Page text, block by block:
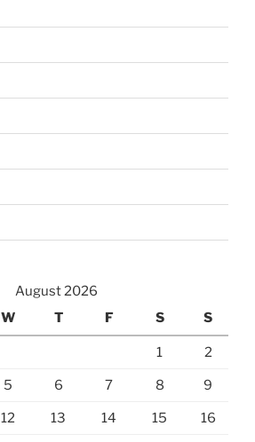
August 2026
W T F S S
1 2
5 6 7 8 9
12 13 14 15 16